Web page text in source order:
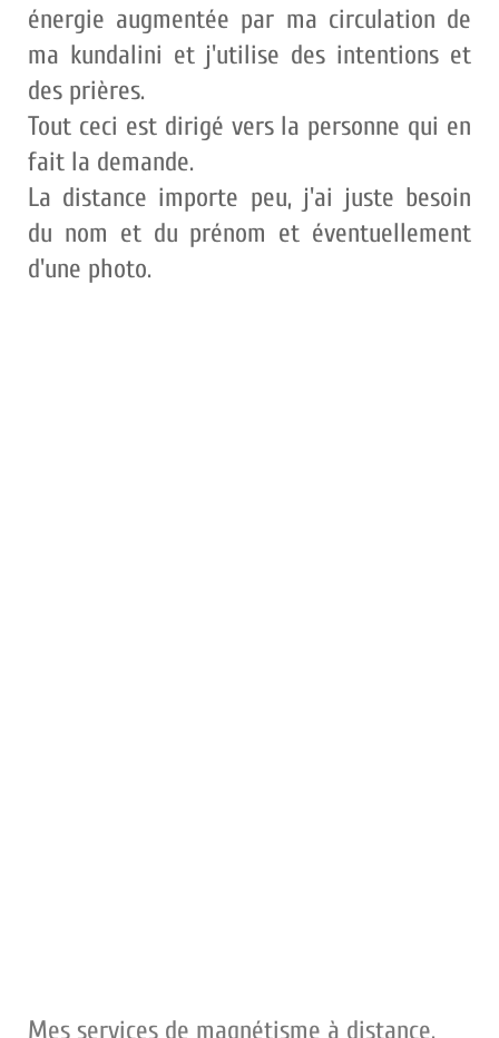
énergie augmentée par ma circulation de
ma kundalini et j'utilise des intentions et
des prières.
Tout ceci est dirigé vers la personne qui en
fait la demande.
La distance importe peu, j'ai juste besoin
du nom et du prénom et éventuellement
d'une photo.
Mes services de magnétisme à distance.